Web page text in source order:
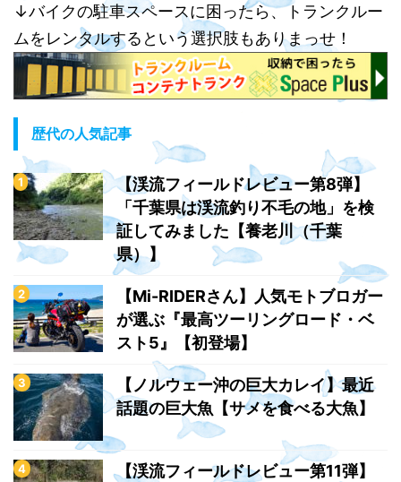
↓バイクの駐車スペースに困ったら、トランクルー
ムをレンタルするという選択肢もありまっせ！
歴代の人気記事
【渓流フィールドレビュー第8弾】
「千葉県は渓流釣り不毛の地」を検
証してみました【養老川（千葉
県）】
【Mi-RIDERさん】人気モトブロガー
が選ぶ『最高ツーリングロード・ベ
スト5』【初登場】
【ノルウェー沖の巨大カレイ】最近
話題の巨大魚【サメを食べる大魚】
【渓流フィールドレビュー第11弾】